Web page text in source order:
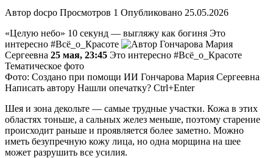
Автор docpo Просмотров 1 Опубликовано 25.05.2026
«Целую небо» 10 секунд — выгляжу как богиня Это
интересно #Всё_о_Красоте
Гончарова Мария
Сергеевна 25 мая, 23:45 Это интересно #Всё_о_Красоте
Тематическое фото
Фото: Создано при помощи ИИ Гончарова Мария Сергеевна
Написать автору Нашли опечатку? Ctrl+Enter
Шея и зона декольте — самые трудные участки. Кожа в этих
областях тоньше, а сальных желез меньше, поэтому старение
происходит раньше и проявляется более заметно. Можно
иметь безупречную кожу лица, но одна морщина на шее
может разрушить все усилия.